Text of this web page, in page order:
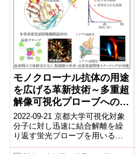
モノクローナル抗体の用途
を広げる革新技術～多重超
解像可視化プローブへの迅
速変換法～
2022-09-21 京都大学可視化対象
分子に対し迅速に結合解離を繰
り返す蛍光プローブを用いる超
解像顕微鏡IRISは、通常の抗体